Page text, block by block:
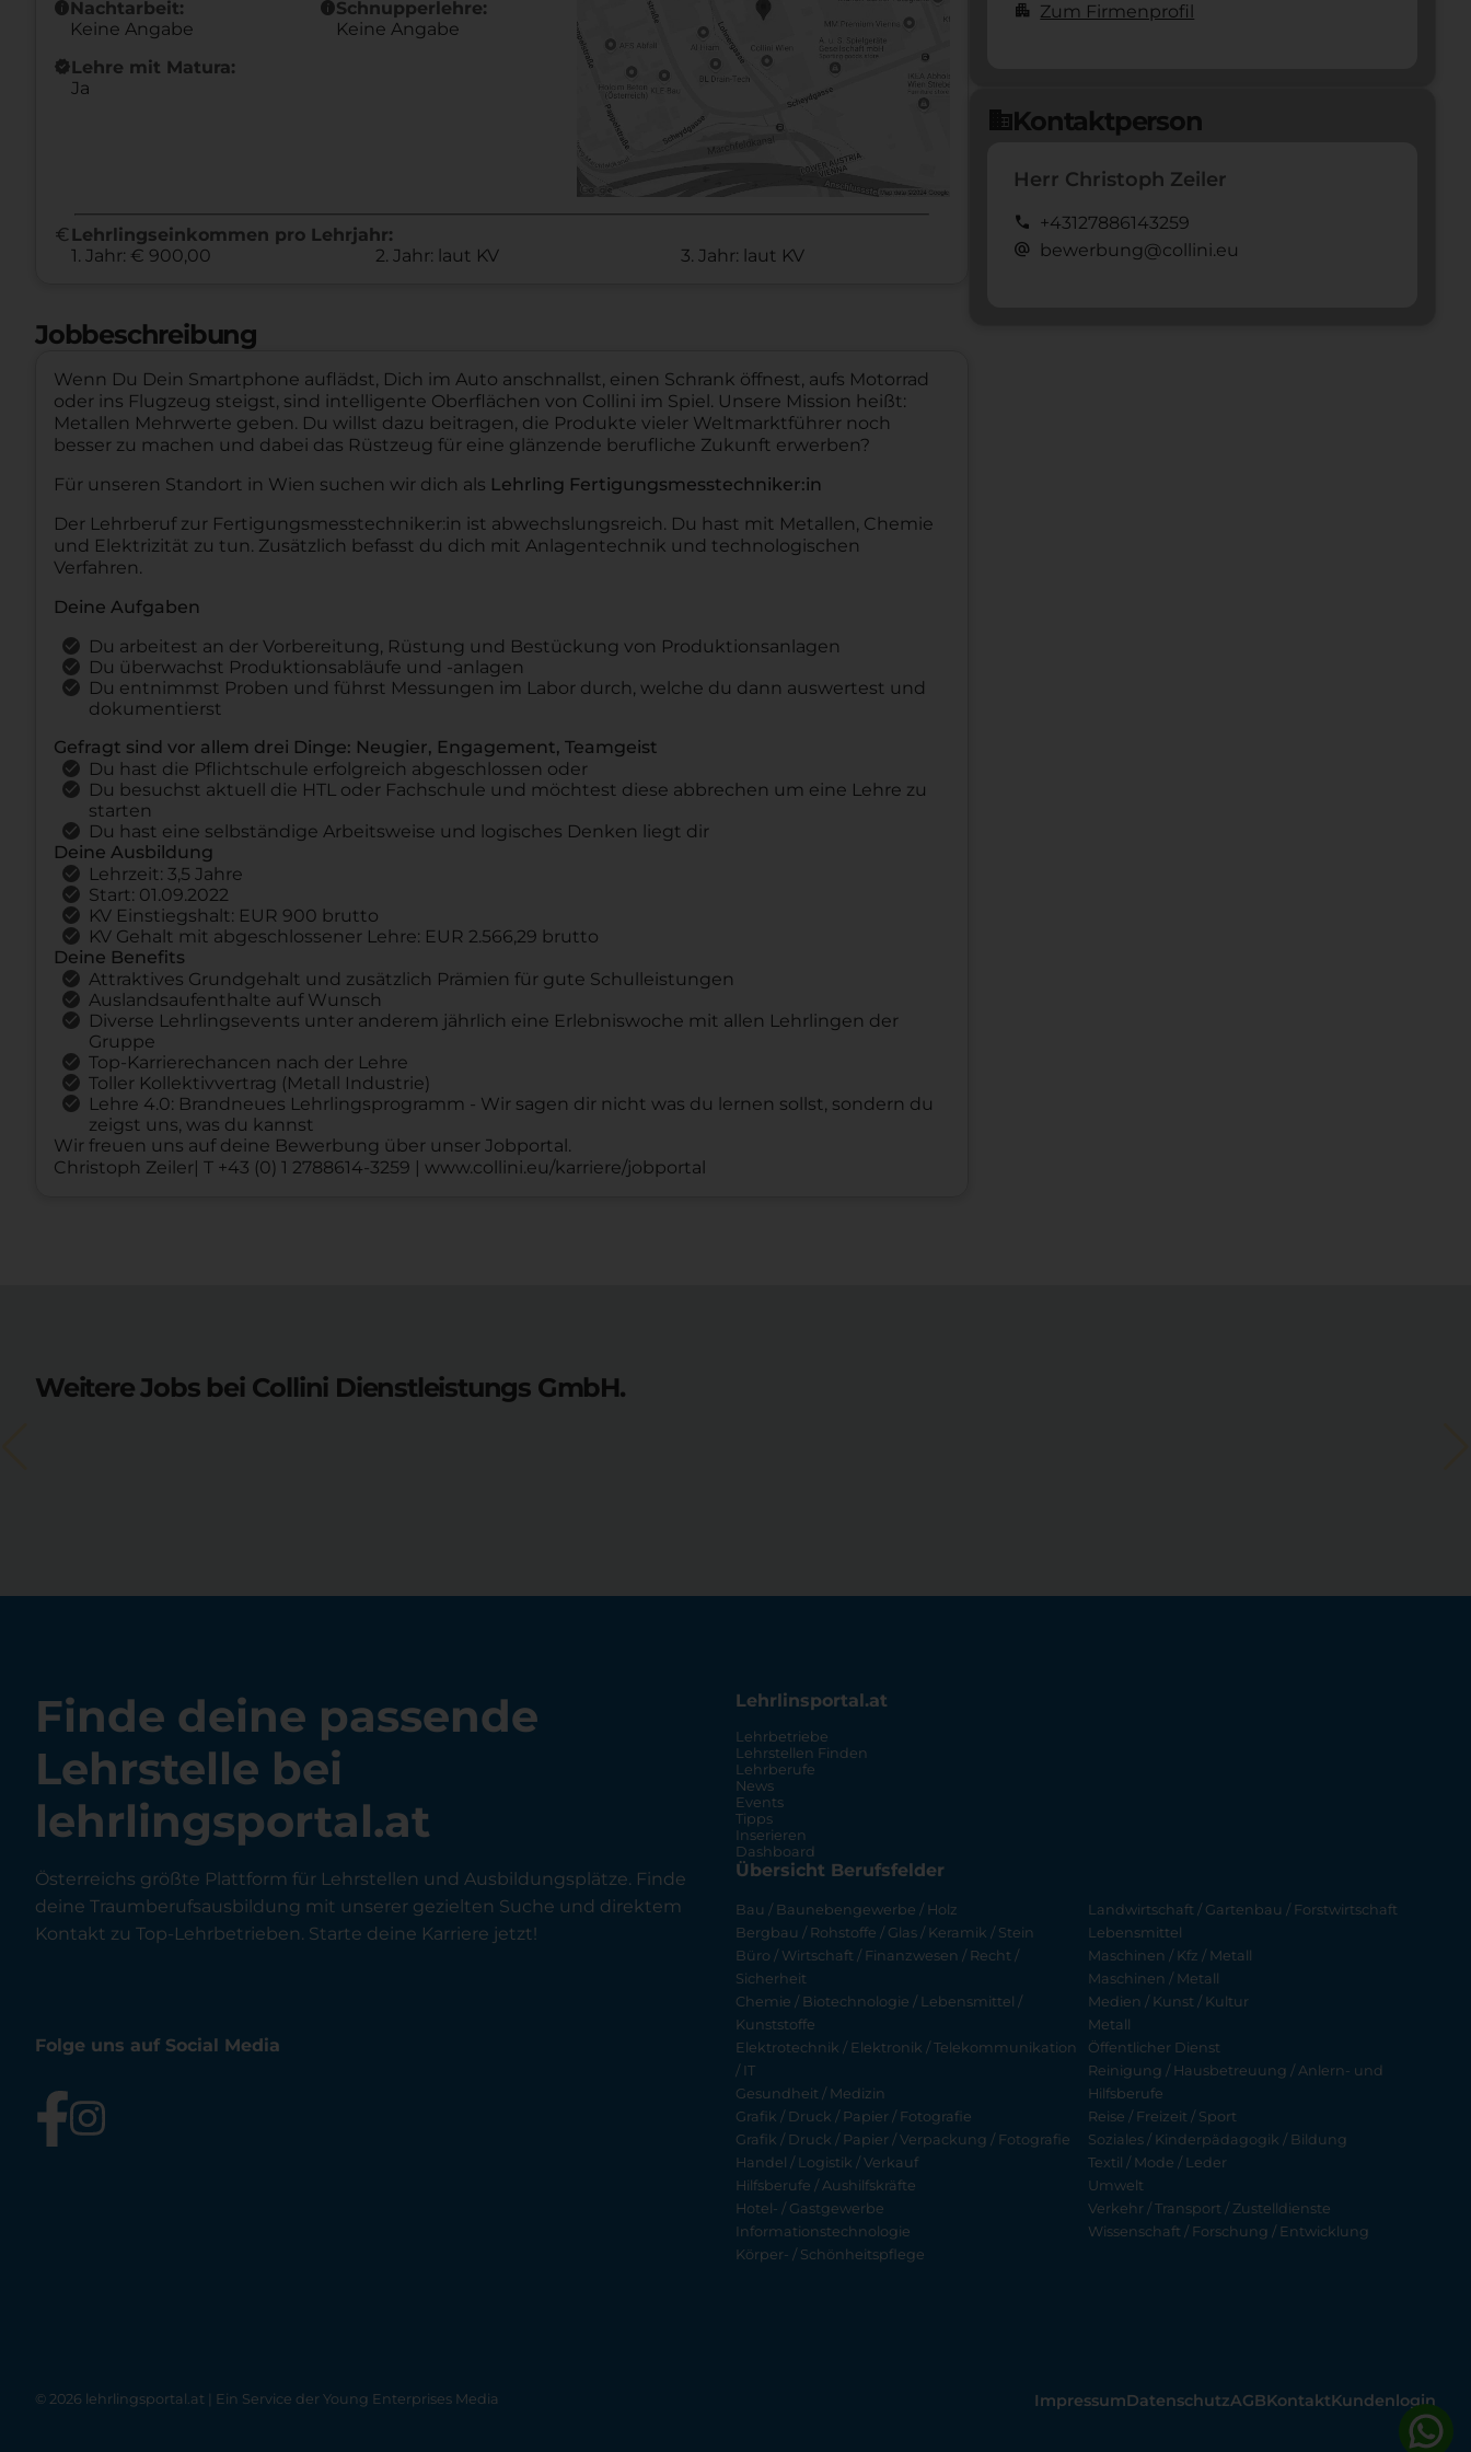
infoNachtarbeit:
Keine Angabe
infoSchnupperlehre:
Keine Angabe
new_releasesLehre mit Matura:
Ja
euro Lehrlingseinkommen pro Lehrjahr:
1. Jahr: € 900,00
2. Jahr: laut KV 3. Jahr: laut KV
Jobbeschreibung
Wenn Du Dein Smartphone auflädst, Dich im Auto anschnallst, einen Schrank öffnest, aufs Motorrad
oder ins Flugzeug steigst, sind intelligente Oberflächen von Collini im Spiel. Unsere Mission heißt:
Metallen Mehrwerte geben. Du willst dazu beitragen, die Produkte vieler Weltmarktführer noch
besser zu machen und dabei das Rüstzeug für eine glänzende berufliche Zukunft erwerben?
Für unseren Standort in Wien suchen wir dich als Lehrling Fertigungsmesstechniker:in
Der Lehrberuf zur Fertigungsmesstechniker:in ist abwechslungsreich. Du hast mit Metallen, Chemie
und Elektrizität zu tun. Zusätzlich befasst du dich mit Anlagentechnik und technologischen
Verfahren.
Deine Aufgaben
Du arbeitest an der Vorbereitung, Rüstung und Bestückung von Produktionsanlagen
Du überwachst Produktionsabläufe und -anlagen
Du entnimmst Proben und führst Messungen im Labor durch, welche du dann auswertest und
dokumentierst
Gefragt sind vor allem drei Dinge: Neugier, Engagement, Teamgeist
Du hast die Pflichtschule erfolgreich abgeschlossen oder
Du besuchst aktuell die HTL oder Fachschule und möchtest diese abbrechen um eine Lehre zu
starten
Du hast eine selbständige Arbeitsweise und logisches Denken liegt dir
Deine Ausbildung
Lehrzeit: 3,5 Jahre
Start: 01.09.2022
KV Einstiegshalt: EUR 900 brutto
KV Gehalt mit abgeschlossener Lehre: EUR 2.566,29 brutto
Deine Benefits
Attraktives Grundgehalt und zusätzlich Prämien für gute Schulleistungen
Auslandsaufenthalte auf Wunsch
Diverse Lehrlingsevents unter anderem jährlich eine Erlebniswoche mit allen Lehrlingen der
Gruppe
Top-Karrierechancen nach der Lehre
Toller Kollektivvertrag (Metall Industrie)
Lehre 4.0: Brandneues Lehrlingsprogramm - Wir sagen dir nicht was du lernen sollst, sondern du
zeigst uns, was du kannst
Wir freuen uns auf deine Bewerbung über unser Jobportal.
Christoph Zeiler| T +43 (0) 1 2788614-3259 | www.collini.eu/karriere/jobportal
apartment Zum Firmenprofil
domainKontaktperson
Herr Christoph Zeiler
call +43127886143259
alternate_email bewerbung@collini.eu
Weitere Jobs bei Collini Dienstleistungs GmbH.
Finde deine passende
Lehrstelle bei
lehrlingsportal.at
Österreichs größte Plattform für Lehrstellen und Ausbildungsplätze. Finde
deine Traumberufsausbildung mit unserer gezielten Suche und direktem
Kontakt zu Top-Lehrbetrieben. Starte deine Karriere jetzt!
Folge uns auf Social Media
Lehrlinsportal.at
Lehrbetriebe
Lehrstellen Finden
Lehrberufe
News
Events
Tipps
Inserieren
Dashboard
Übersicht Berufsfelder
Bau / Baunebengewerbe / Holz
Bergbau / Rohstoffe / Glas / Keramik / Stein
Büro / Wirtschaft / Finanzwesen / Recht /
Sicherheit
Chemie / Biotechnologie / Lebensmittel /
Kunststoffe
Elektrotechnik / Elektronik / Telekommunikation
/ IT
Gesundheit / Medizin
Grafik / Druck / Papier / Fotografie
Grafik / Druck / Papier / Verpackung / Fotografie
Handel / Logistik / Verkauf
Hilfsberufe / Aushilfskräfte
Hotel- / Gastgewerbe
Informationstechnologie
Körper- / Schönheitspflege
Landwirtschaft / Gartenbau / Forstwirtschaft
Lebensmittel
Maschinen / Kfz / Metall
Maschinen / Metall
Medien / Kunst / Kultur
Metall
Öffentlicher Dienst
Reinigung / Hausbetreuung / Anlern- und
Hilfsberufe
Reise / Freizeit / Sport
Soziales / Kinderpädagogik / Bildung
Textil / Mode / Leder
Umwelt
Verkehr / Transport / Zustelldienste
Wissenschaft / Forschung / Entwicklung
© 2026 lehrlingsportal.at | Ein Service der Young Enterprises Media ImpressumDatenschutzAGBKontaktKundenlogin